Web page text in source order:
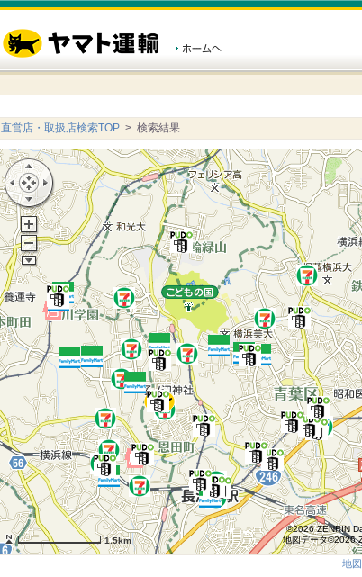
直営店・取扱店検索TOP > 検索結果
1.5km
©2026 ZENRIN
地図データ©2026
地